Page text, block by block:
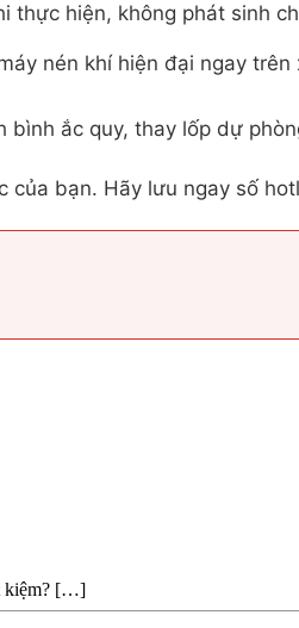
thực hiện, không phát sinh
nén khí hiện đại ngay trên
bình ắc quy, thay lốp dự
bạn. Hãy lưu ngay số
kiệm? […]